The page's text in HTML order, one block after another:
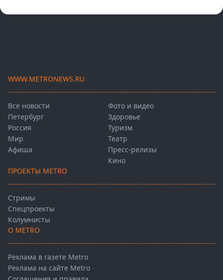
WWW.METRONEWS.RU
Все новости
Петербург
Россия
Мир
Афиша
Фото и видео
Здоровье
Туризм
Театр
Пресс-релизы
Кино
ПРОЕКТЫ METRO
Стримы
Спецпроекты
Колумнисты
О METRO
Реклама в газете Metro
Реклама на сайте Metro